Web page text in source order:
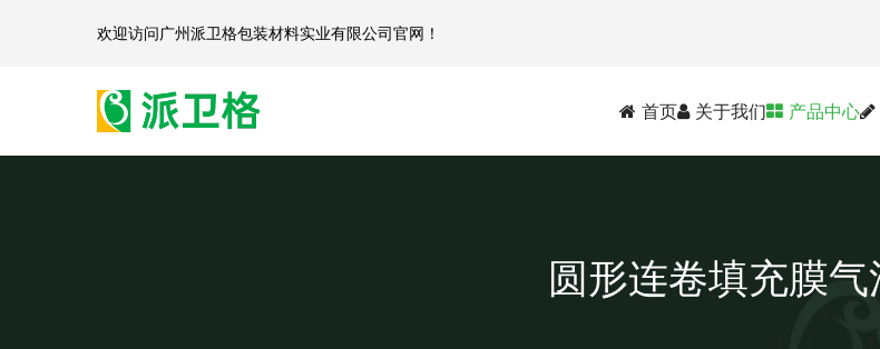
首页 关于我们 产品中心
圆形连卷填充膜气
欢迎访问广州派卫格包装材料实业有限公司官网